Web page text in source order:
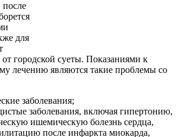
после
для
городской суеты. Показаниями к
лечению являются такие проблемы со
заболевания;
заболевания, включая гипертонию,
ишемическую болезнь сердца,
после инфаркта миокарда,